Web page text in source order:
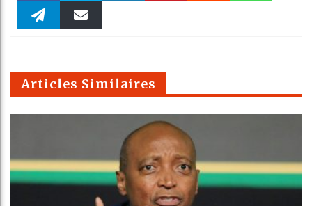
Faceboo Twitter
m
Articles Similaires